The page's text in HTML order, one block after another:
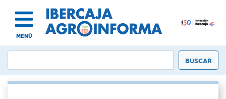
MENÚ